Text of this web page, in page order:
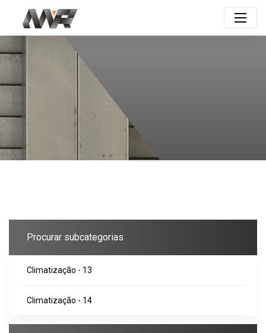
Procurar subcategorias
Climatização - 13
Climatização - 14